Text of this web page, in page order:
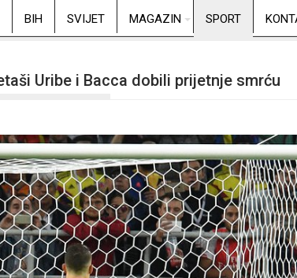
BIH SVIJET MAGAZIN SPORT
Uribe i Bacca dobili prijetnje smrću